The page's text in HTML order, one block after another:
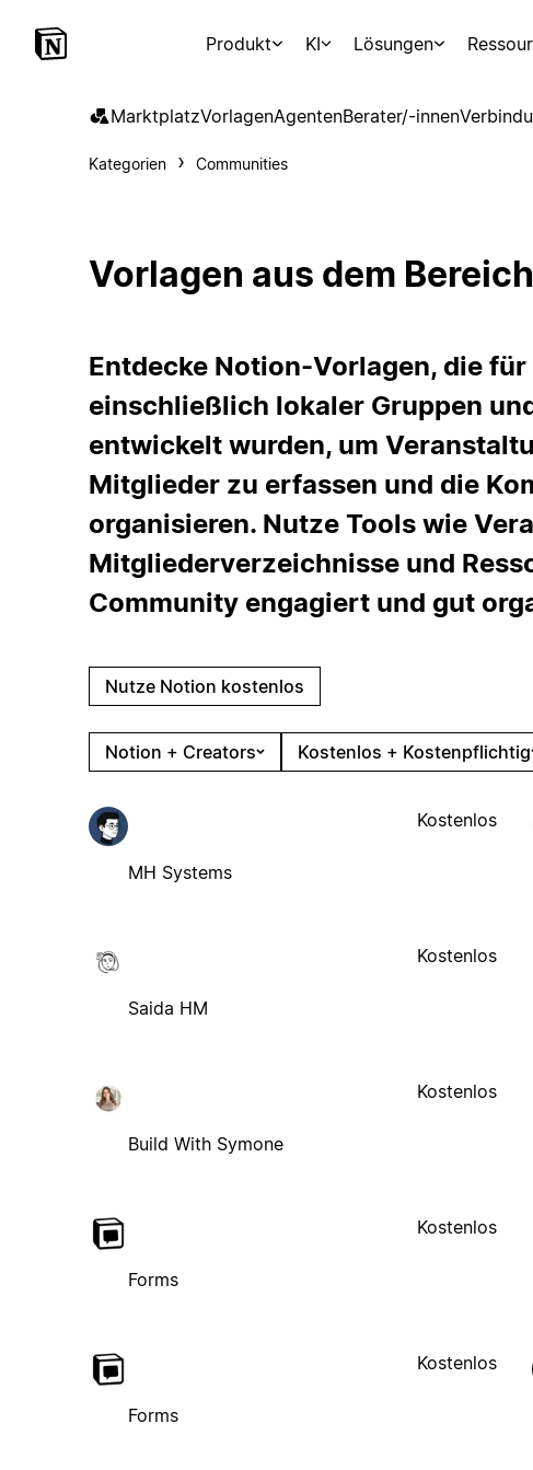
Produkt KI Lösungen
MarktplatzVorlagenAgentenBerater/-innen
Kategorien Communities
Vorlagen aus dem
Entdecke Notion-Vorlagen, die
einschließlich lokaler Gruppen
entwickelt wurden, um
Mitglieder zu erfassen und die
organisieren. Nutze Tools wie
Mitgliederverzeichnisse und
Community engagiert und gut
Nutze Notion kostenlos
Notion + Creators Kostenlos + Kostenpflichtig
MH Systems
Kostenlos
Saida HM
Kostenlos
Build With Symone
Kostenlos
Forms
Kostenlos
Forms
Kostenlos